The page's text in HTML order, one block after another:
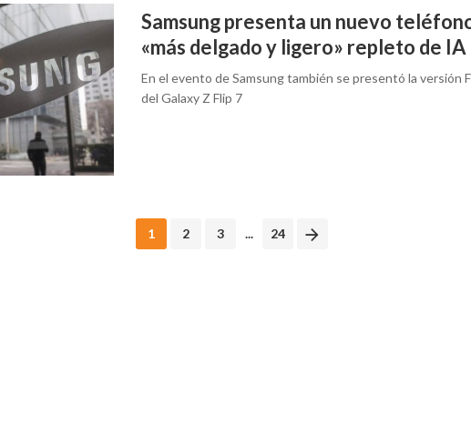
Samsung presenta un nuevo
«más delgado y ligero» repleto de IA
En el evento de Samsung también se presentó la versión
del Galaxy Z Flip 7
1 2 3 ... 24